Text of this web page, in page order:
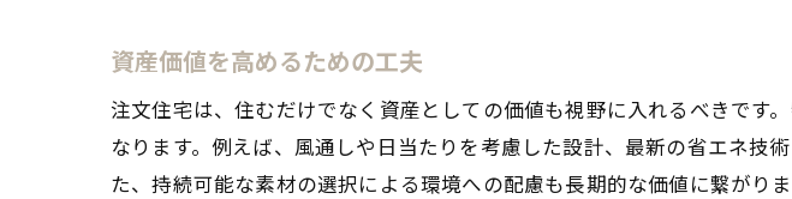
ライフスタイルに寄り添う注文
初回プランニングの重要性
資産価値を高めるための工夫
注文住宅は、住むだけでなく資産としての価値も視野に入れるべきです
なります。例えば、風通しや日当たりを考慮した設計、最新の省エネ技
た、持続可能な素材の選択による環境への配慮も長期的な価値に繋がり